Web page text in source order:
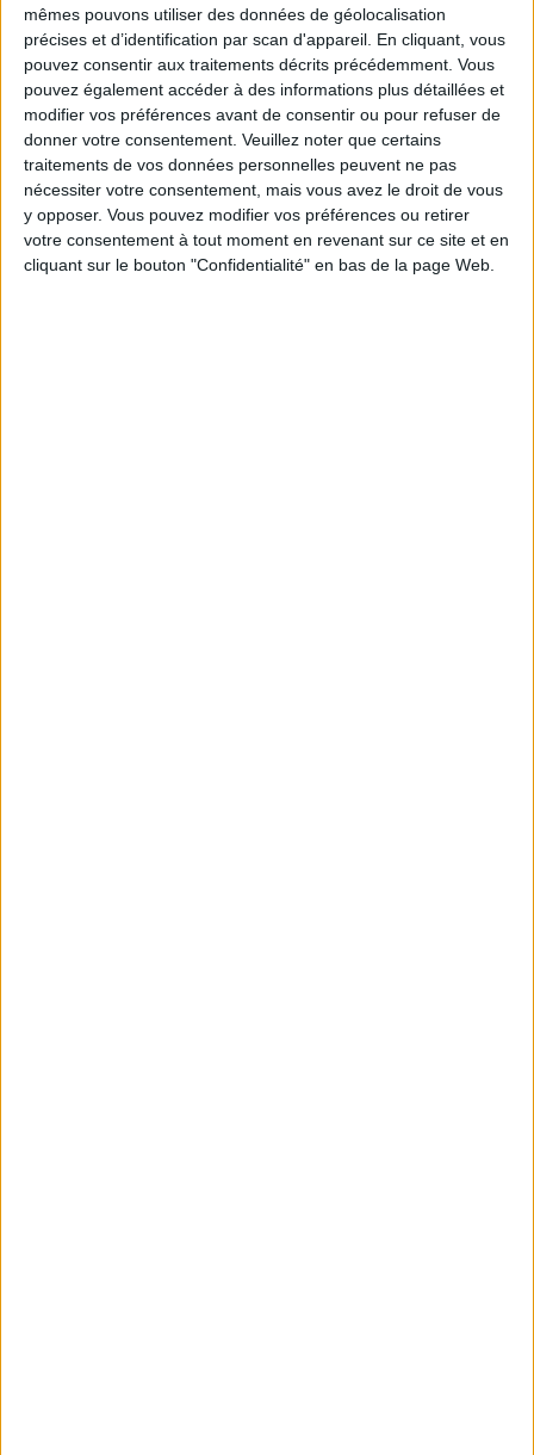
mêmes pouvons utiliser des données de géolocalisation
précises et d’identification par scan d'appareil. En cliquant, vous
pouvez consentir aux traitements décrits précédemment. Vous
pouvez également accéder à des informations plus détaillées et
modifier vos préférences avant de consentir ou pour refuser de
donner votre consentement. Veuillez noter que certains
traitements de vos données personnelles peuvent ne pas
nécessiter votre consentement, mais vous avez le droit de vous
y opposer. Vous pouvez modifier vos préférences ou retirer
votre consentement à tout moment en revenant sur ce site et en
cliquant sur le bouton "Confidentialité" en bas de la page Web.
Peut-on remplacer la viande par des féculents ?
Consultation diététique du 05/08/2026